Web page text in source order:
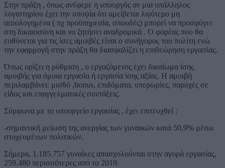
Στην πράξη , όπως ανέφερε η υπουργός αν μια υπάλληλος
λογιστηρίου έχει την υποψία ότι αμείβεται λιγότερο μη
αιτιολογημένα ( πχ προϋπηρεσία, σπουδές) μπορεί να προσφύγει
στη δικαιοσύνη και να ζητήσει αναδρομικά . Ο φορέας που θα
ευθύνεται για τις ίσες αμοιβές είναι ο συνήγορος του πολίτη ενώ
την εφαρμογή στην πράξη θα διασφαλίζει η επιθεώρηση εργασίας.
Όπως ορίζει η ρύθμιση , ο εργαζόμενος έχει δικαίωμα ίσης
αμοιβής για όμοια εργασία ή εργασία ίσης αξίας. Η αμοιβή
περιλαμβάνει: μισθό ,bonus, επιδόματα, υπερωρίες, παροχές σε
είδος και επαγγελματικές συντάξεις.
Σύμφωνα με το υπουργείο εργασίας , έχει επιτευχθεί :
-σημαντική μείωση της ανεργίας των γυναικών κατά 50,9% μέσω
στοχευμένων πολιτικών.
Σήμερα, 1.185.757 γυναίκες απασχολούνται στην αγορά εργασίας,
259.480 περισσότερες από το 2019.